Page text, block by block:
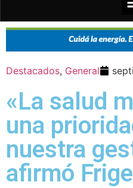
Destacados, General
«La salud
una
nuestra
afirmó